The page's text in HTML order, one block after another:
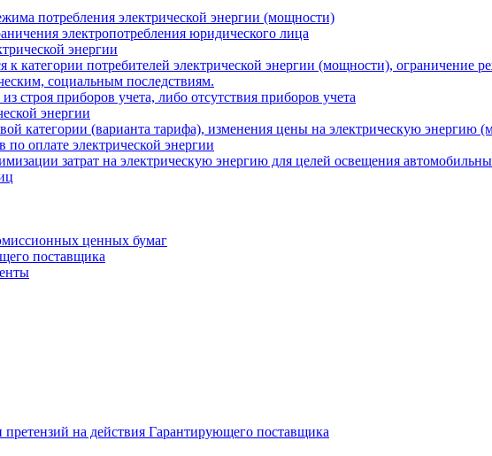
потребления электрической энергии (мощности)
электропотребления юридического лица
энергии
к категории потребителей электрической энергии (мощности), ограничение
социальным последствиям.
строя приборов учета, либо отсутствия приборов учета
энергии
категории (варианта тарифа), изменения цены на электрическую энергию
по оплате электрической энергии
затрат на электрическую энергию для целей освещения
ценных бумаг
поставщика
на действия Гарантирующего поставщика